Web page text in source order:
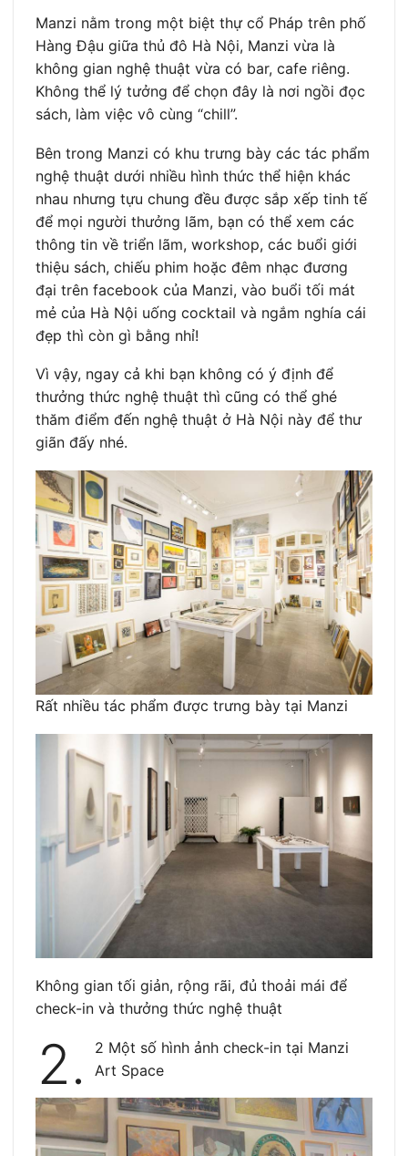
Manzi nằm trong một biệt thự cổ Pháp trên phố
Hàng Đậu giữa thủ đô Hà Nội, Manzi vừa là
không gian nghệ thuật vừa có bar, cafe riêng.
Không thể lý tưởng để chọn đây là nơi ngồi đọc
sách, làm việc vô cùng “chill”.
Bên trong Manzi có khu trưng bày các tác phẩm
nghệ thuật dưới nhiều hình thức thể hiện khác
nhau nhưng tựu chung đều được sắp xếp tinh tế
để mọi người thưởng lãm, bạn có thể xem các
thông tin về triển lãm, workshop, các buổi giới
thiệu sách, chiếu phim hoặc đêm nhạc đương
đại trên facebook của Manzi, vào buổi tối mát
mẻ của Hà Nội uống cocktail và ngắm nghía cái
đẹp thì còn gì bằng nhỉ!
Vì vậy, ngay cả khi bạn không có ý định để
thưởng thức nghệ thuật thì cũng có thể ghé
thăm điểm đến nghệ thuật ở Hà Nội này để thư
giãn đấy nhé.
Rất nhiều tác phẩm được trưng bày tại Manzi
Không gian tối giản, rộng rãi, đủ thoải mái để
check-in và thưởng thức nghệ thuật
2.
2 Một số hình ảnh check-in tại Manzi
Art Space